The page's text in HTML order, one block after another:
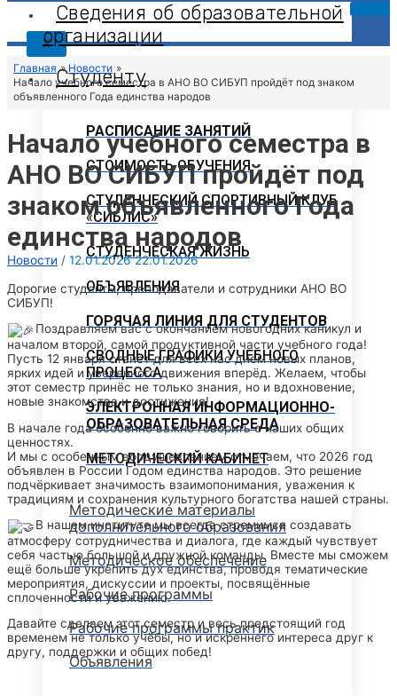
X
Сведения об образовательной
организации
Студенту
РАСПИСАНИЕ ЗАНЯТИЙ
СТОИМОСТЬ ОБУЧЕНИЯ
СТУДЕНЧЕСКИЙ СПОРТИВНЫЙ КЛУБ
«СИБЛИС»
СТУДЕНЧЕСКАЯ ЖИЗНЬ
ОБЪЯВЛЕНИЯ
ГОРЯЧАЯ ЛИНИЯ ДЛЯ СТУДЕНТОВ
СВОДНЫЕ ГРАФИКИ УЧЕБНОГО
ПРОЦЕССА
ЭЛЕКТРОННАЯ ИНФОРМАЦИОННО-
ОБРАЗОВАТЕЛЬНАЯ СРЕДА
МЕТОДИЧЕСКИЙ КАБИНЕТ
Методические материалы
дополнительного образования
Методическое обеспечение
Рабочие программы
Рабочие программы практик
Объявления
Главная
Новости
Начало учебного семестра в АНО ВО СИБУП пройдёт под знаком
объявленного Года единства народов
Начало учебного семестра в
АНО ВО СИБУП пройдёт под
знаком объявленного Года
единства народов
Новости / 12.01.202622.01.2026
Дорогие студенты, преподаватели и сотрудники АНО ВО
СИБУП!
Поздравляем вас с окончанием новогодних каникул и
началом второй, самой продуктивной части учебного года!
Пусть 12 января станет для всех нас днём новых планов,
ярких идей и уверенного движения вперёд. Желаем, чтобы
этот семестр принёс не только знания, но и вдохновение,
новые знакомства и достижения!
В начале года особенно важно говорить о наших общих
ценностях.
И мы с особенным воодушевлением отмечаем, что 2026 год
объявлен в России Годом единства народов. Это решение
подчёркивает значимость взаимопонимания, уважения к
традициям и сохранения культурного богатства нашей страны.
В нашем институте мы всегда стремимся создавать
атмосферу сотрудничества и диалога, где каждый чувствует
себя частью большой и дружной команды. Вместе мы сможем
ещё больше укрепить дух единства, проводя тематические
мероприятия, дискуссии и проекты, посвящённые
сплоченности и уважению.
Давайте сделаем этот семестр и весь предстоящий год
временем не только учёбы, но и искреннего интереса друг к
другу, поддержки и общих побед!